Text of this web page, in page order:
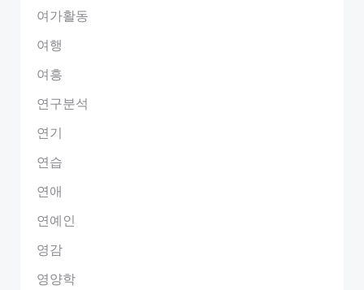
여가활동
여행
여흥
연구분석
연기
연습
연애
연예인
영감
영양학